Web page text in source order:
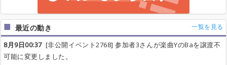
最近の動き 一覧を見る
8月9日00:37[非公開イベント2768] 参加者3さんが楽曲YのBaを譲渡不
可能に変更しました。